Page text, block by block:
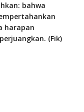
bahwa
harapan
(Fik)